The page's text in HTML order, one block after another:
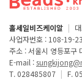
홀세일비즈케이알 |
사업자번호 : 108-19-
주소 : 서울시 영등포구
E-mail :
T. 028485807 | F.